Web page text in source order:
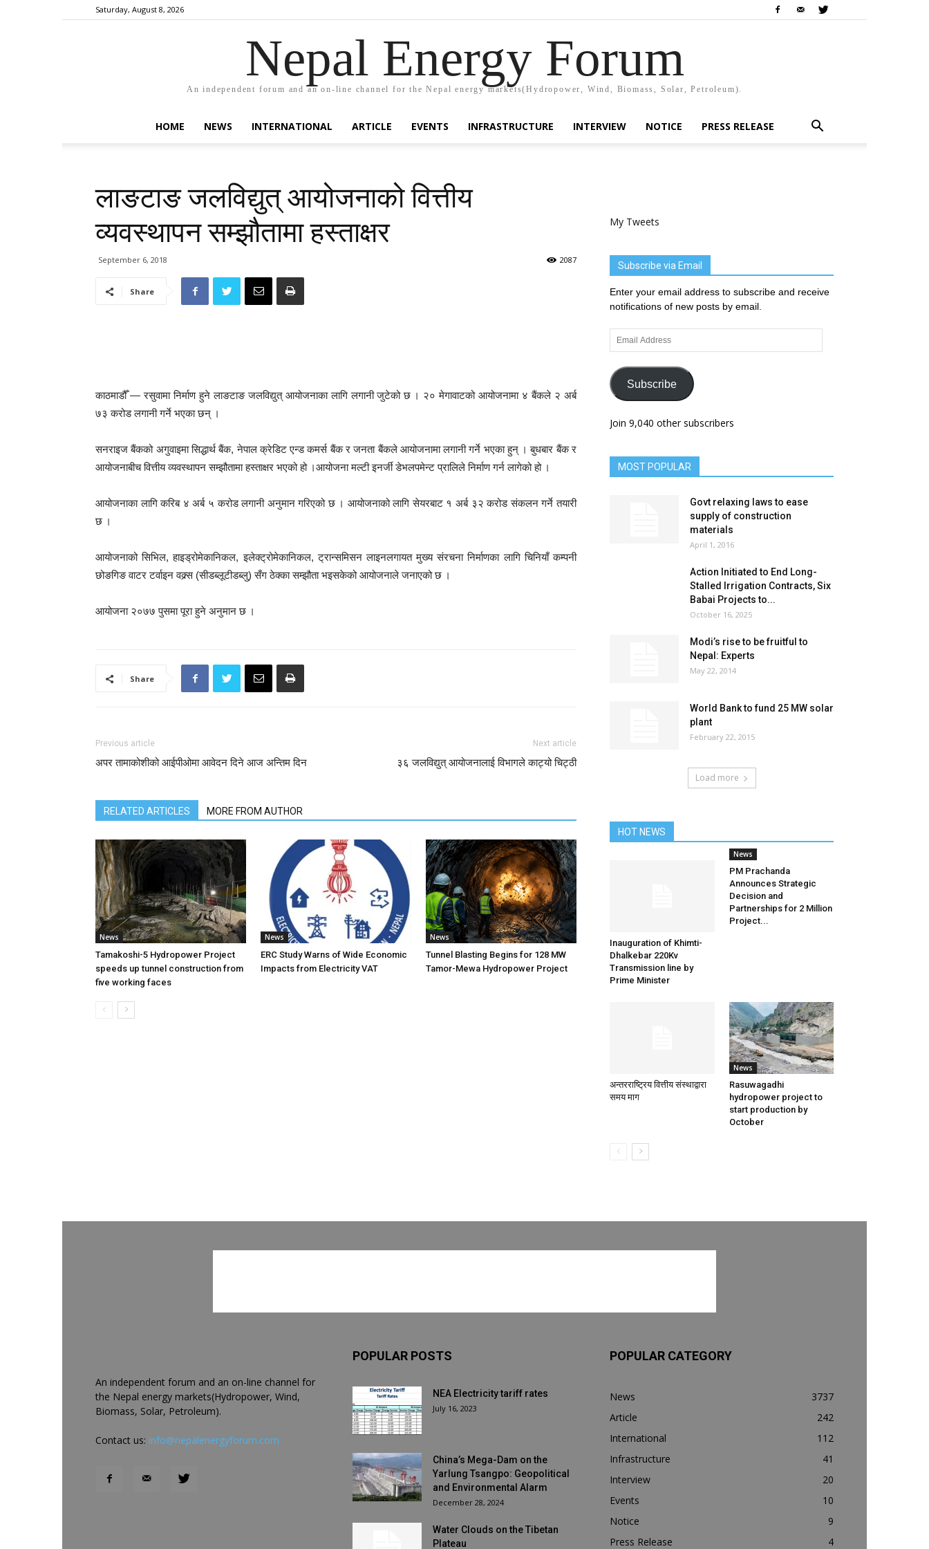
Saturday, August 8, 2026
Nepal Energy Forum
An independent forum and an on-line channel for the Nepal energy markets(Hydropower, Wind, Biomass, Solar, Petroleum).
HOME NEWS INTERNATIONAL ARTICLE EVENTS INFRASTRUCTURE INTERVIEW NOTICE PRESS RELEASE
लाङटाङ जलविद्युत् आयोजनाको वित्तीय
व्यवस्थापन सम्झौतामा हस्ताक्षर
September 6, 2018 2087
Share
काठमाडौँ — रसुवामा निर्माण हुने लाङटाङ जलविद्युत् आयोजनाका लागि लगानी जुटेको छ । २० मेगावाटको आयोजनामा ४ बैंकले २ अर्ब
७३ करोड लगानी गर्ने भएका छन् ।
सनराइज बैंकको अगुवाइमा सिद्धार्थ बैंक, नेपाल क्रेडिट एन्ड कमर्स बैंक र जनता बैंकले आयोजनामा लगानी गर्ने भएका हुन् । बुधबार बैंक र
आयोजनाबीच वित्तीय व्यवस्थापन सम्झौतामा हस्ताक्षर भएको हो ।आयोजना मल्टी इनर्जी डेभलपमेन्ट प्रालिले निर्माण गर्न लागेको हो ।
आयोजनाका लागि करिब ४ अर्ब ५ करोड लगानी अनुमान गरिएको छ । आयोजनाको लागि सेयरबाट १ अर्ब ३२ करोड संकलन गर्ने तयारी
छ ।
आयोजनाको सिभिल, हाइड्रोमेकानिकल, इलेक्ट्रोमेकानिकल, ट्रान्समिसन लाइनलगायत मुख्य संरचना निर्माणका लागि चिनियाँ कम्पनी
छोङगिङ वाटर टर्वाइन वक्र्स (सीडब्लूटीडब्लु) सँग ठेक्का सम्झौता भइसकेको आयोजनाले जनाएको छ ।
आयोजना २०७७ पुसमा पूरा हुने अनुमान छ ।
Share
Previous article
अपर तामाकोशीको आईपीओमा आवेदन दिने आज अन्तिम दिन
Next article
३६ जलविद्युत् आयोजनालाई विभागले काट्यो चिट्ठी
RELATED ARTICLES MORE FROM AUTHOR
News
Tamakoshi-5 Hydropower Project
speeds up tunnel construction from
five working faces
News
ERC Study Warns of Wide Economic
Impacts from Electricity VAT
News
Tunnel Blasting Begins for 128 MW
Tamor-Mewa Hydropower Project
My Tweets
Subscribe via Email
Enter your email address to subscribe and receive
notifications of new posts by email.
Email
Address
Subscribe
Join 9,040 other subscribers
MOST POPULAR
Govt relaxing laws to ease
supply of construction
materials
April 1, 2016
Action Initiated to End Long-
Stalled Irrigation Contracts, Six
Babai Projects to...
October 16, 2025
Modi’s rise to be fruitful to
Nepal: Experts
May 22, 2014
World Bank to fund 25 MW solar
plant
February 22, 2015
Load more
HOT NEWS
Inauguration of Khimti-
Dhalkebar 220Kv
Transmission line by
Prime Minister
News
PM Prachanda
Announces Strategic
Decision and
Partnerships for 2 Million
Project...
अन्तरराष्ट्रिय वित्तीय संस्थाद्वारा
समय माग
News
Rasuwagadhi
hydropower project to
start production by
October
An independent forum and an on-line channel for
the Nepal energy markets(Hydropower, Wind,
Biomass, Solar, Petroleum).
Contact us: info@nepalenergyforum.com
POPULAR POSTS
NEA Electricity tariff rates
July 16, 2023
China’s Mega-Dam on the
Yarlung Tsangpo: Geopolitical
and Environmental Alarm
December 28, 2024
Water Clouds on the Tibetan
Plateau
POPULAR CATEGORY
News
3737
Article
242
International
112
Infrastructure
41
Interview
20
Events
10
Notice
9
Press Release
4